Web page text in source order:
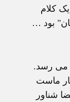
کلام
بود …
می رسد.
ماست
شناور